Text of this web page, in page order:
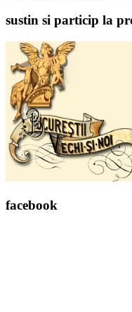
sustin si particip la
facebook